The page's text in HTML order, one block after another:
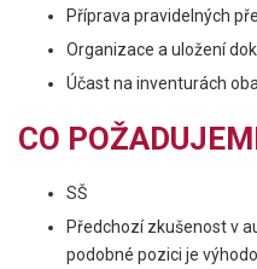
Příprava pravidelných
Organizace a uložení
Účast na inventurách
CO
SŠ
Předchozí zkušenost v
podobné pozici je